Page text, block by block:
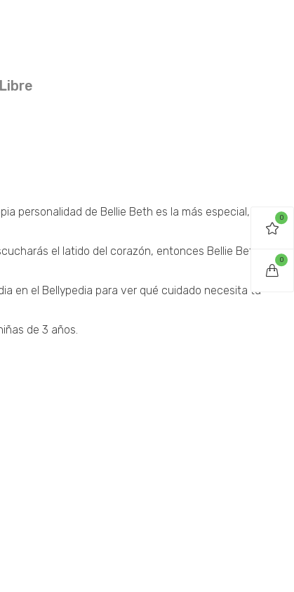
personalidad de Bellie Beth es la más especial,
el latido del corazón, entonces Bellie Beth
en el Bellypedia para ver qué cuidado necesita tu
de 3 años.
0
0